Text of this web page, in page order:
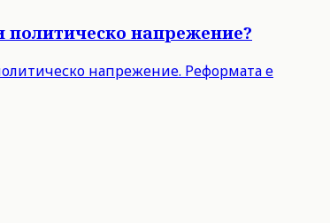
политическо напрежение?
напрежение. Реформата е